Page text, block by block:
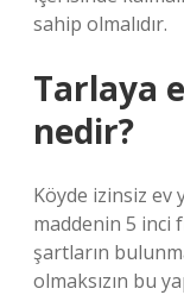
sahip olmalıdır.
Tarlaya
nedir?
Köyde izinsiz ev
maddenin 5 inci
şartların
olmaksızın bu